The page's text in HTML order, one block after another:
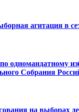
агитация в
Собрания
на выборах